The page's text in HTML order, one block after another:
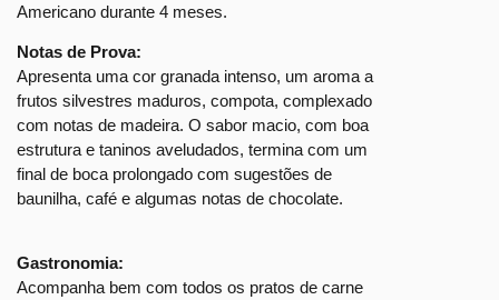
Americano durante 4 meses.
Notas de Prova:
Apresenta uma cor granada intenso, um aroma a
frutos silvestres maduros, compota, complexado
com notas de madeira. O sabor macio, com boa
estrutura e taninos aveludados, termina com um
final de boca prolongado com sugestões de
baunilha, café e algumas notas de chocolate.
Gastronomia:
Acompanha bem com todos os pratos de carne